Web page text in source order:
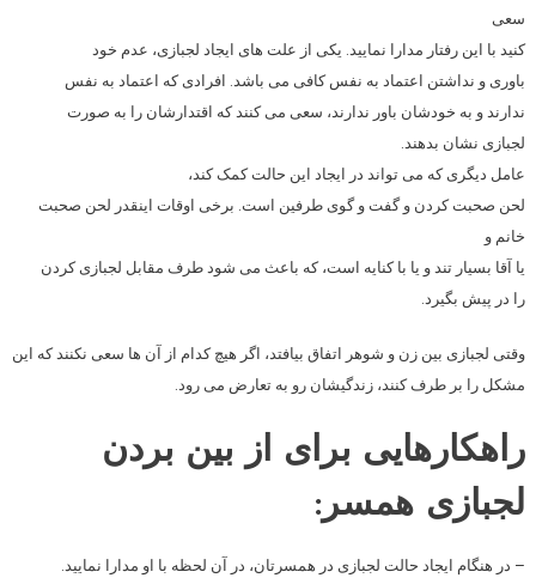
سعی
کنید با این رفتار مدارا نمایید. یکی از علت های ایجاد لجبازی، عدم خود
باوری و نداشتن اعتماد به نفس کافی می باشد. افرادی که اعتماد به نفس
ندارند و به خودشان باور ندارند، سعی می کنند که اقتدارشان را به صورت
لجبازی نشان بدهند.
عامل دیگری که می تواند در ایجاد این حالت کمک کند،
لحن صحبت کردن و گفت و گوی طرفین است. برخی اوقات اینقدر لحن صحبت
خانم و
یا آقا بسیار تند و یا با کنایه است، که باعث می شود طرف مقابل لجبازی کردن
را در پیش بگیرد.
وقتی لجبازی بین زن و شوهر اتفاق بیافتد، اگر هیچ کدام از آن ها سعی نکنند که این
مشکل را بر طرف کنند، زندگیشان رو به تعارض می رود.
راهکارهایی برای از بین بردن
لجبازی همسر:
– در هنگام ایجاد حالت لجبازی در همسرتان، در آن لحظه با او مدارا نمایید.